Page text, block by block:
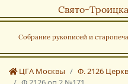
Свято-
Собрание рукописей и
ЦГА Москвы
Ф. 2126